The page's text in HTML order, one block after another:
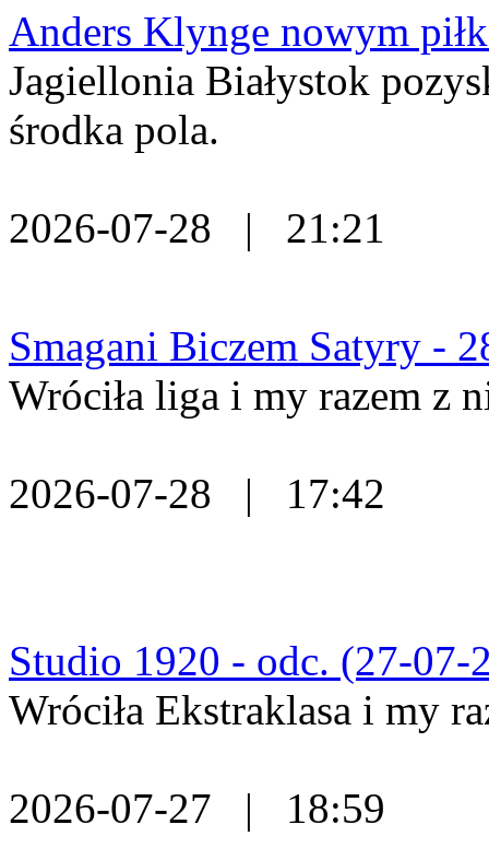
Anders Klynge nowym
Jagiellonia Białystok
środka pola.
2026-07-28 | 21:21
Smagani Biczem Satyry -
Wróciła liga i my razem z
2026-07-28 | 17:42
Studio 1920 - odc. (27-07-
Wróciła Ekstraklasa i my
2026-07-27 | 18:59